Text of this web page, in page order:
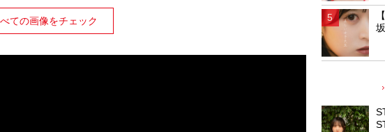
ての画像をチェック